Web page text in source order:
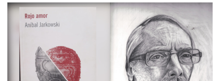
Jesús María y norte
Corredor de Ansenuza
La Carlota y zona
Laboulaye y sur
Bell Ville